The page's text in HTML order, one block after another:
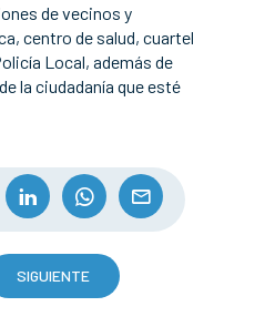
de vecinos y
centro de salud, cuartel
Local, además de
la ciudadanía que esté
SIGUIENTE